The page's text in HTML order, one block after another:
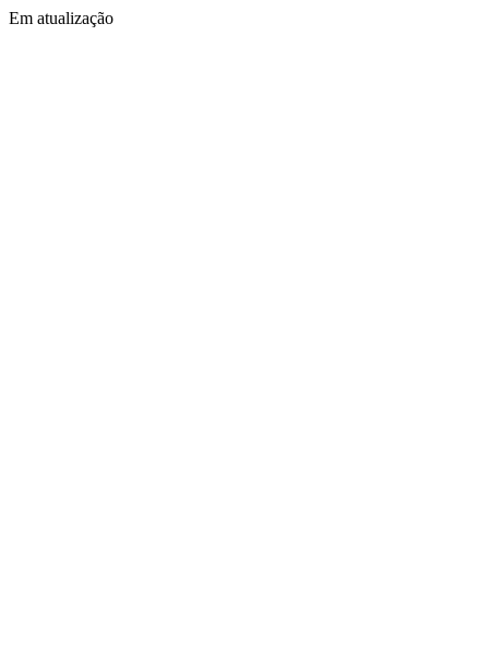
Em atualização